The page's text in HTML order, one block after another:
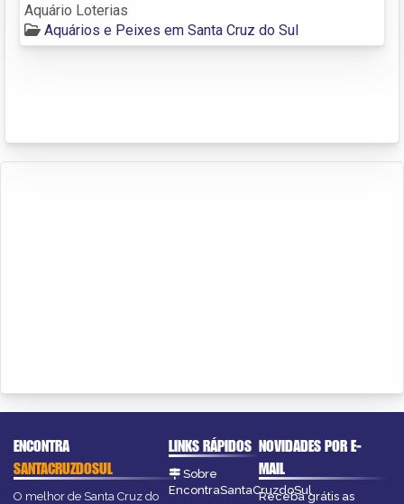
Aquário Loterias
Aquários e Peixes em Santa Cruz do Sul
ENCONTRA
SANTACRUZDOSUL
O melhor de Santa Cruz do
LINKS RÁPIDOS
Sobre
EncontraSantaCruzdoSul
NOVIDADES POR E-
MAIL
Receba grátis as